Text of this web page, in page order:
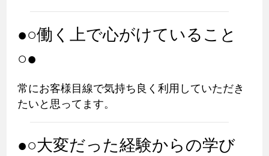
●○働く上で心がけていること
○●
常にお客様目線で気持ち良く利用していただき
たいと思ってます。
●○大変だった経験からの学び